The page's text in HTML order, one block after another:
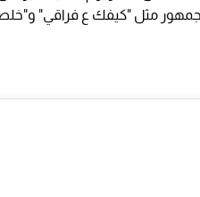
مثل "كيفك ع فراقي"